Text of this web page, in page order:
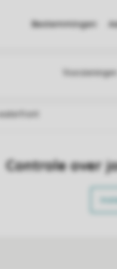
Bestemmingen
waterfront
Controle over